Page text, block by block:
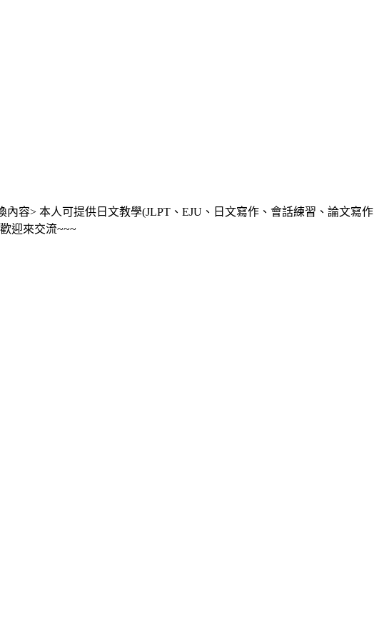
容> 本人可提供日文教學(JLPT、EJU、日文寫作、會話練習、論文寫作
迎來交流~~~